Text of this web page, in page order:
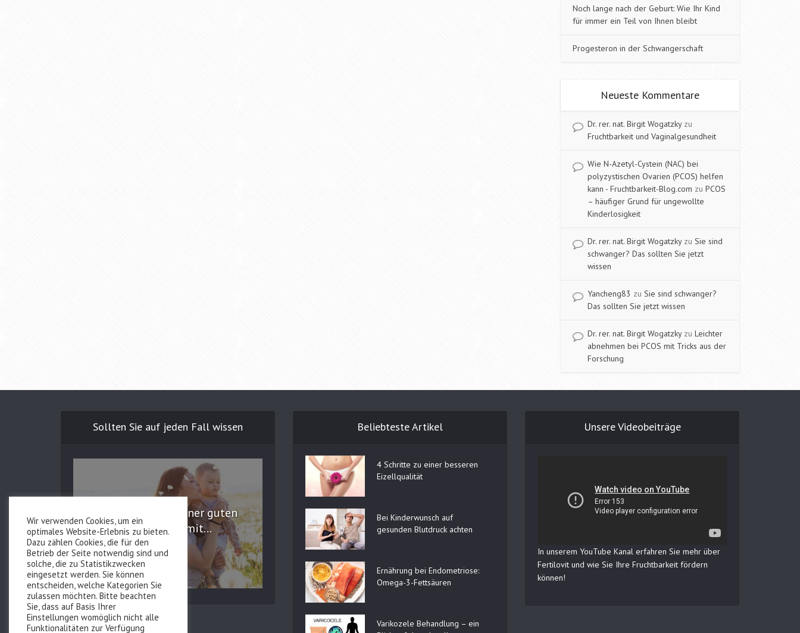
Noch lange nach der Geburt: Wie Ihr Kind
für immer ein Teil von Ihnen bleibt
Progesteron in der Schwangerschaft
Neueste Kommentare
Dr. rer. nat. Birgit Wogatzkyzu
Fruchtbarkeit und Vaginalgesundheit
Wie N-Azetyl-Cystein (NAC) bei
polyzystischen Ovarien (PCOS) helfen
kann - Fruchtbarkeit-Blog.com zu PCOS
– häufiger Grund für ungewollte
Kinderlosigkeit
Dr. rer. nat. Birgit Wogatzkyzu Sie sind
schwanger? Das sollten Sie jetzt
wissen
Yancheng83 zu Sie sind schwanger?
Das sollten Sie jetzt wissen
Dr. rer. nat. Birgit Wogatzkyzu Leichter
abnehmen bei PCOS mit Tricks aus der
Forschung
Sollten Sie auf jeden Fall wissen
Die Bedeutung einer guten
Versorgung mit...
Beliebteste Artikel
4 Schritte zu einer besseren
Eizellqualität
Bei Kinderwunsch auf
gesunden Blutdruck achten
Ernährung bei Endometriose:
Omega-3-Fettsäuren
Varikozele Behandlung – ein
Unsere Videobeiträge
In unserem YouTube Kanal erfahren Sie mehr über
Fertilovit und wie Sie Ihre Fruchtbarkeit fördern
können!
Wir verwenden Cookies, um ein
optimales Website-Erlebnis zu bieten.
Dazu zählen Cookies, die für den
Betrieb der Seite notwendig sind und
solche, die zu Statistikzwecken
eingesetzt werden. Sie können
entscheiden, welche Kategorien Sie
zulassen möchten. Bitte beachten
Sie, dass auf Basis Ihrer
Einstellungen womöglich nicht alle
Funktionalitäten zur Verfügung